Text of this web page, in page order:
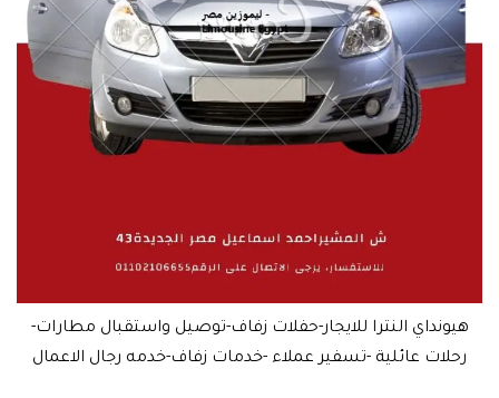
هيونداي النترا للايجار-حفلات زفاف-توصيل واستقبال مطارات-
رحلات عائلية -تسفير عملاء -خدمات زفاف-خدمه رجال الاعمال